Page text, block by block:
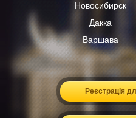
Новосибирск
Дакка
Варшава
Реєстрація